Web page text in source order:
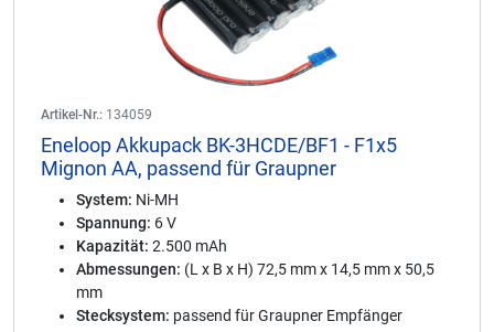
Artikel-Nr.: 134059
Eneloop Akkupack BK-3HCDE/BF1 - F1x5
Mignon AA, passend für Graupner
System: Ni-MH
Spannung: 6 V
Kapazität: 2.500 mAh
Abmessungen: (L x B x H) 72,5 mm x 14,5 mm x 50,5
mm
Stecksystem: passend für Graupner Empfänger